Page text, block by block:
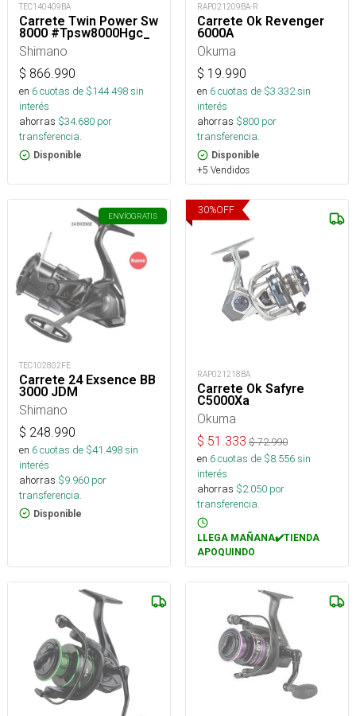
TEC140409BA
Carrete Twin Power Sw
8000 #Tpsw8000Hgc_
Shimano
$ 866.990
en 6cuotas de $144.498sin
interés
ahorras $34.680 por
transferencia.
Disponible
RAP021209BA-R
Carrete Ok Revenger
6000A
Okuma
$ 19.990
en 6cuotas de $3.332sin
interés
ahorras $800 por
transferencia.
Disponible
+5 Vendidos
ENVÍOGRATIS
TEC102802FE
Carrete 24 Exsence BB
3000 JDM
Shimano
$ 248.990
en 6cuotas de $41.498sin
interés
ahorras $9.960 por
transferencia.
Disponible
30%OFF
RAP021218BA
Carrete Ok Safyre
C5000Xa
Okuma
$ 51.333 $72.990
en 6cuotas de $8.556sin
interés
ahorras $2.050 por
transferencia.
LLEGA MAÑANA✔️TIENDA
APOQUINDO